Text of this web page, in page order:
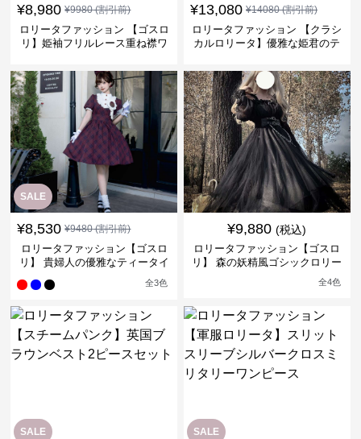
¥8,980 ¥9980(割引前)
ロリータファッション 【ゴスロ
リ】姫袖フリルレース重ね襟ワ
¥13,080 ¥14080(割引前)
ロリータファッション 【クラシ
カルロリータ】優雅な姫君のテ
SALE
¥8,530 ¥9480(割引前)
ロリータファッション【ゴスロ
リ】 貴婦人の優雅なティータイ
全3色
¥9,880 (税込)
ロリータファッション【ゴスロ
リ】 森の妖精風ゴシックロリー
全4色
SALE SALE